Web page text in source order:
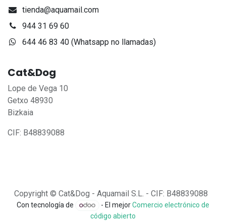
tienda@aquamail.com
944 31 69 60
644 46 83 40 (Whatsapp no llamadas)
Cat&Dog
Lope de Vega 10
Getxo 48930
Bizkaia
CIF: B48839088
Copyright © Cat&Dog - Aquamail S.L. - CIF: B48839088
Con tecnología de - El mejorComercio electrónico de
código abierto